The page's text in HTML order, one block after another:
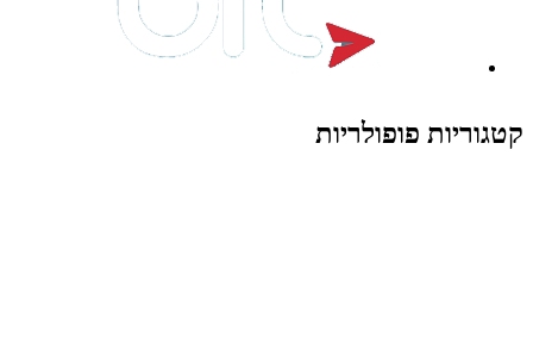
קטגוריות פופולריות